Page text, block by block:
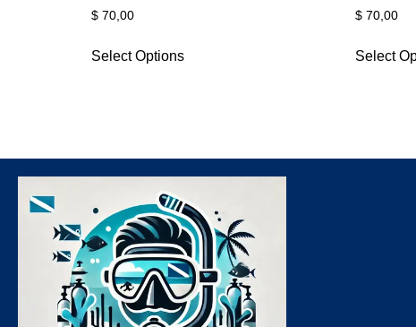
$ 70,00
Select Options
$70,00
Select